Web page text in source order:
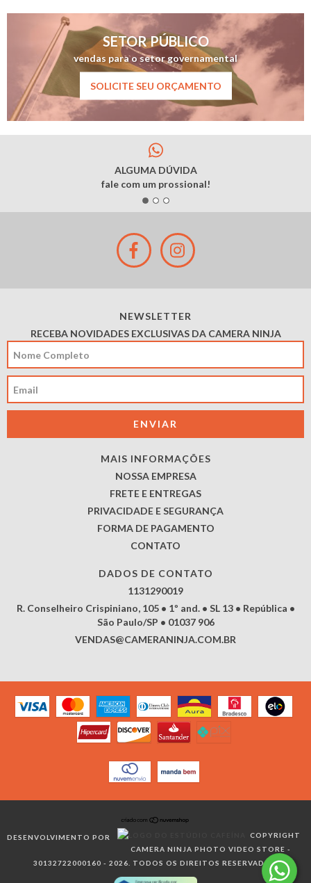
SETOR PÚBLICO
vendas para o setor governamental
SOLICITE SEU ORÇAMENTO
ALGUMA DÚVIDA
fale com um prossional!
NEWSLETTER
RECEBA NOVIDADES EXCLUSIVAS DA CAMERA NINJA
MAIS INFORMAÇÕES
NOSSA EMPRESA
FRETE E ENTREGAS
PRIVACIDADE E SEGURANÇA
FORMA DE PAGAMENTO
CONTATO
DADOS DE CONTATO
1131290019
R. Conselheiro Crispiniano, 105 • 1º and. • SL 13 • República •
São Paulo/SP • 01037 906
VENDAS@CAMERANINJA.COM.BR
DESENVOLVIMENTO POR
COPYRIGHT
CAMERA NINJA PHOTO VIDEO STORE -
30132722000160 - 2026. TODOS OS DIREITOS RESERVADOS.